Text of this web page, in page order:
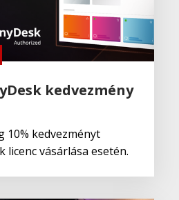
kedvezmény
10% kedvezményt
licenc vásárlása esetén.